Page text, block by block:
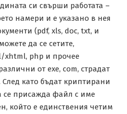
си свърши работата –
намери и е указано в нея
(pdf, xls, doc, txt, и
да се сетите,
xhtml, php и прочее
от exe, com, страдат
като бъдат криптирани
се присажда файл с име
който е единствения четим